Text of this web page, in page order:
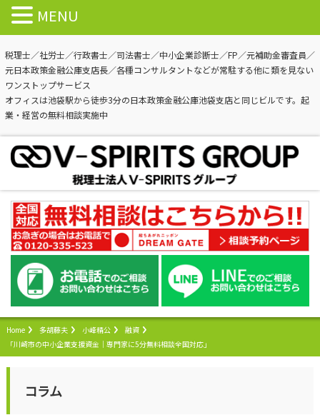
税理士／社労士／行政書士／司法書士／中小企業診断士／FP／元補助金審査員／
元日本政策金融公庫支店長／各種コンサルタントなどが常駐する他に類を見ない
ワンストップサービス
オフィスは池袋駅から徒歩3分の日本政策金融公庫池袋支店と同じビルです。起
業・経営の無料相談実施中
Home 多胡藤夫 小峰精公
融資
「川崎市の中小企業支援資金｜専門家に5分無料相談全国対応」
コラム
MENU